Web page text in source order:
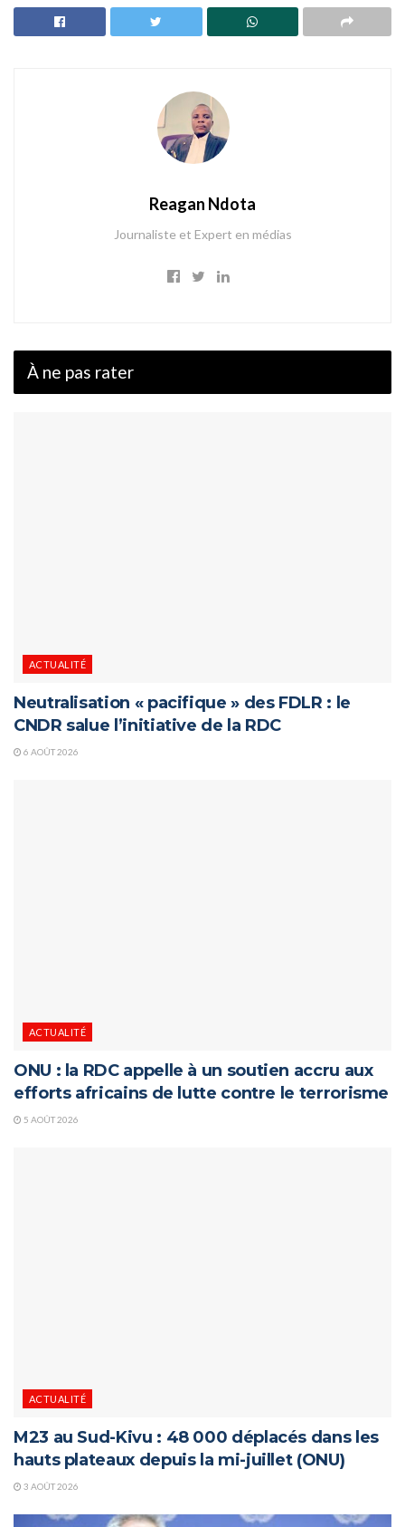
Reagan Ndota
Journaliste et Expert en médias
À ne pas rater
ACTUALITÉ
Neutralisation « pacifique » des FDLR : le
CNDR salue l’initiative de la RDC
6 AOÛT 2026
ACTUALITÉ
ONU : la RDC appelle à un soutien accru aux
efforts africains de lutte contre le terrorisme
5 AOÛT 2026
ACTUALITÉ
M23 au Sud-Kivu : 48 000 déplacés dans les
hauts plateaux depuis la mi-juillet (ONU)
3 AOÛT 2026